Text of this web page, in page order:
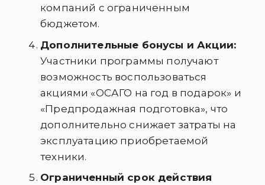
компаний с ограниченным
бюджетом.
Дополнительные бонусы и Акции:
Участники программы получают
возможность воспользоваться
акциями «ОСАГО на год в подарок» и
«Предпродажная подготовка», что
дополнительно снижает затраты на
эксплуатацию приобретаемой
техники.
Ограниченный срок действия